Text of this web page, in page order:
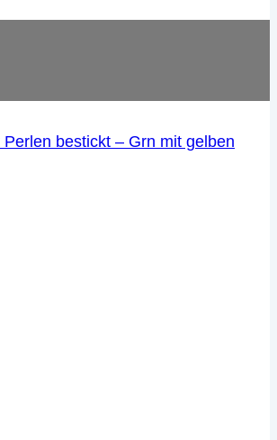
bestickt – Grn mit gelben